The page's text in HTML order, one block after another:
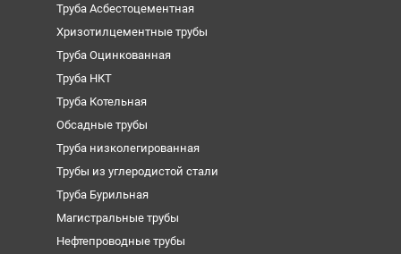
Труба Асбестоцементная
Хризотилцементные трубы
Труба Оцинкованная
Труба НКТ
Труба Котельная
Обсадные трубы
Труба низколегированная
Трубы из углеродистой стали
Труба Бурильная
Магистральные трубы
Нефтепроводные трубы